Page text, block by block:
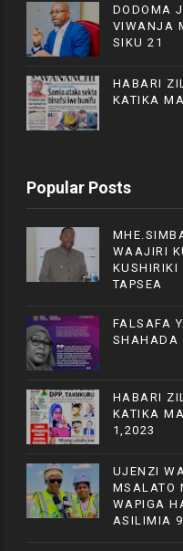
DODOMA
VIWANJA
SIKU 21
HABARI
KATIKA
Popular Posts
WAAJIRI
KUSHIRIKI
TAPSEA
FALSAFA
SHAHADA
HABARI
KATIKA
1,2023
UJENZI
MSALATO
WAPIGA
ASILIMIA